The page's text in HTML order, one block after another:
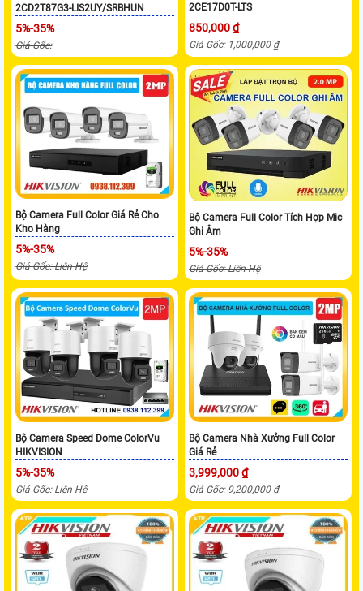
2CD2T87G3-LIS2UY/SRBHUN
5%-35%
Giá Gốc:
2CE17D0T-LTS
850,000 ₫
Giá Gốc: 1,000,000 ₫
Bộ Camera Full Color Giá Rẻ Cho
Kho Hàng
5%-35%
Giá Gốc: Liên Hệ
Bộ Camera Full Color Tích Hợp Mic
Ghi Âm
5%-35%
Giá Gốc: Liên Hệ
Bộ Camera Speed Dome ColorVu
HIKVISION
5%-35%
Giá Gốc: Liên Hệ
Bộ Camera Nhà Xưởng Full Color
Giá Rẻ
3,999,000 ₫
Giá Gốc: 9,200,000 ₫